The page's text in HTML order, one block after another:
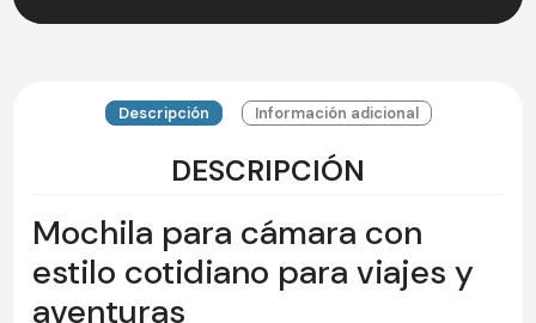
Descripción Información adicional
DESCRIPCIÓN
Mochila para cámara con
estilo cotidiano para viajes y
aventuras